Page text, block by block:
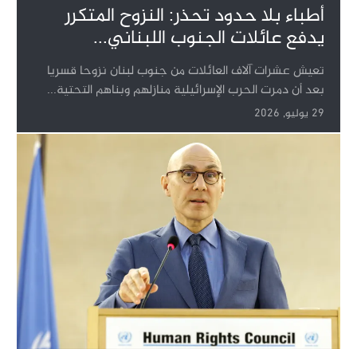
أطباء بلا حدود تحذر: النزوح المتكرر
يدفع عائلات الجنوب اللبناني...
تعيش عشرات آلاف العائلات من جنوب لبنان نزوحا قسريا
بعد أن دمرت الحرب الإسرائيلية منازلهم وبناهم التحتية...
29 يوليو, 2026